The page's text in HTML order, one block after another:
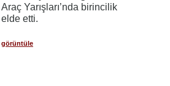
Araç Yarışları’nda birincilik
elde etti.
görüntüle